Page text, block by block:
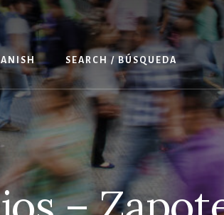
SEARCH / BÚSQUEDA